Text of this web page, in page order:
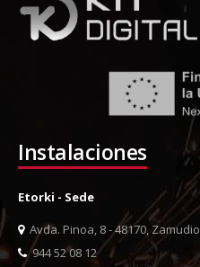
Instalaciones
Etorki - Sede
Avda. Pinoa, 8 - 48170, Zamudio
944 52 08 12